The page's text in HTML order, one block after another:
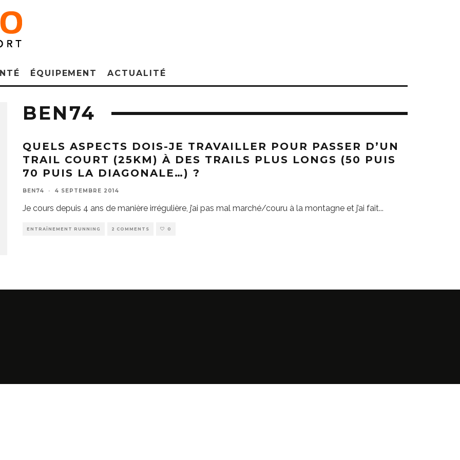
ÉQUIPEMENT ACTUALITÉ
BEN74
QUELS ASPECTS DOIS-JE TRAVAILLER POUR PASSER D’UN
TRAIL COURT (25KM) À DES TRAILS PLUS LONGS (50 PUIS
70 PUIS LA DIAGONALE…) ?
BEN74 · 4 SEPTEMBRE 2014
Je cours depuis 4 ans de manière irrégulière, j’ai pas mal marché/couru à la montagne et j’ai fait...
ENTRAÎNEMENT RUNNING 2 COMMENTS 0